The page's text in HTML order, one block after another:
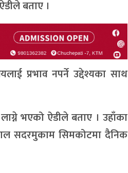
बताए ।
प्रभाव नपर्ने उद्देश्यका साथ
भएको ऐडीले बताए । उहाँका
सदरमुकाम सिमकोटमा दैनिक